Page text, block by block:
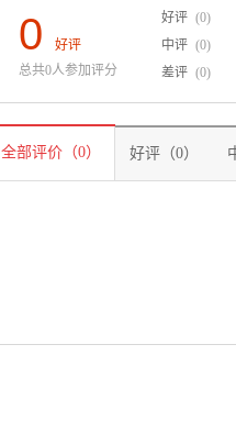
0
好评
总共0人参加评分
好评 (0)
中评 (0)
差评 (0)
全部评价（0） 好评（0）